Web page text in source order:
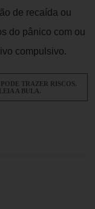
de recaída ou
do pânico com ou
compulsivo.
TRAZER RISCOS.
A BULA.